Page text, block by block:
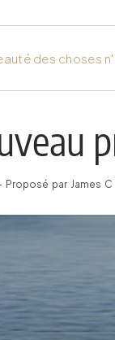
des choses
Proposé par James